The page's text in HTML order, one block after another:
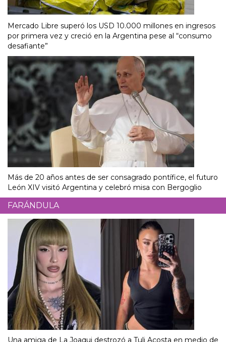
Mercado Libre superó los USD 10.000 millones en ingresos
por primera vez y creció en la Argentina pese al “consumo
desafiante”
Más de 20 años antes de ser consagrado pontífice, el futuro
León XIV visitó Argentina y celebró misa con Bergoglio
FARÁNDULA
Una amiga de La Joaqui destrozó a Tuli Acosta en medio de